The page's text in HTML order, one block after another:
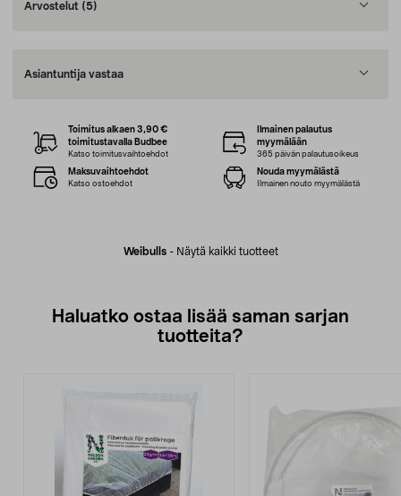
Arvostelut (5)
Asiantuntija vastaa
Weibulls- Näytä kaikki tuotteet
Toimitus alkaen 3,90 €
toimitustavalla Budbee
Katso toimitusvaihtoehdot
Ilmainen palautus
myymälään
365 päivän palautusoikeus
Maksuvaihtoehdot
Katso ostoehdot
Nouda myymälästä
Ilmainen nouto myymälästä
Haluatko ostaa lisää saman sarjan
tuotteita?